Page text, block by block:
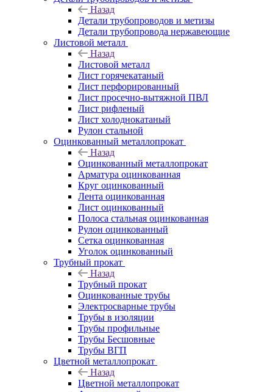
Назад
Детали трубопроводов и метизы
Детали трубопровода нержавеющие
Листовой металл
Назад
Листовой металл
Лист горячекатаный
Лист перфорированный
Лист просечно-вытяжной ПВЛ
Лист рифленый
Лист холоднокатаный
Рулон стальной
Оцинкованный металлопрокат
Назад
Оцинкованный металлопрокат
Арматура оцинкованная
Круг оцинкованный
Лента оцинкованная
Лист оцинкованный
Полоса стальная оцинкованная
Рулон оцинкованный
Сетка оцинкованная
Уголок оцинкованный
Трубный прокат
Назад
Трубный прокат
Оцинкованные трубы
Электросварные трубы
Трубы в изоляции
Трубы профильные
Трубы Бесшовные
Трубы ВГП
Цветной металлопрокат
Назад
Цветной металлопрокат